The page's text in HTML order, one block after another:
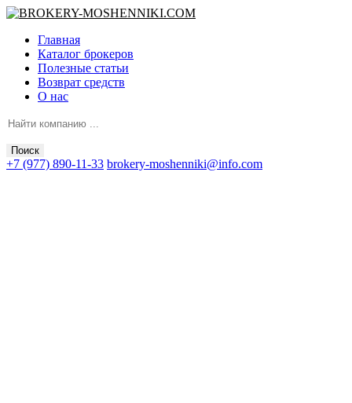
Главная
Каталог брокеров
Полезные статьи
Возврат средств
О нас
Поиск
+7 (977) 890-11-33 brokery-moshenniki@info.com